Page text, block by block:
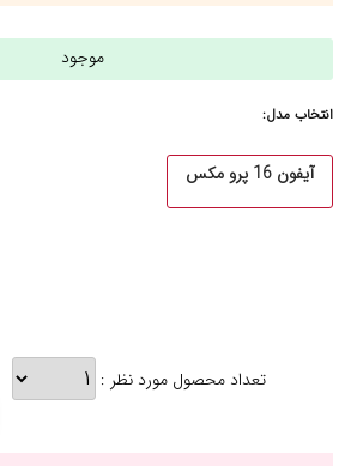
موجود
انتخاب مدل:
آیفون 16 پرو مکس
تعداد محصول مورد نظر :